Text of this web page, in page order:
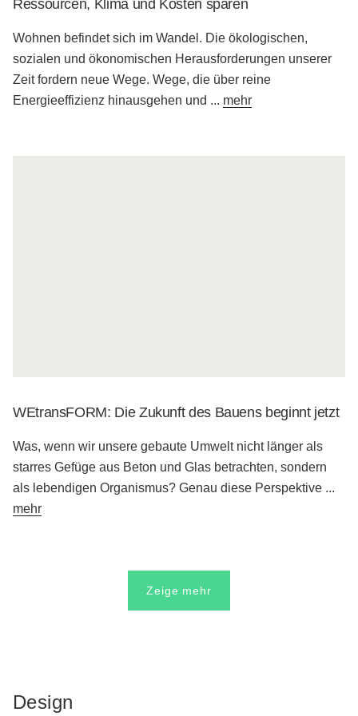
Ressourcen, Klima und Kosten sparen
Wohnen befindet sich im Wandel. Die ökologischen,
sozialen und ökonomischen Herausforderungen unserer
Zeit fordern neue Wege. Wege, die über reine
Energieeffizienz hinausgehen und ... mehr
WEtransFORM: Die Zukunft des Bauens beginnt jetzt
Was, wenn wir unsere gebaute Umwelt nicht länger als
starres Gefüge aus Beton und Glas betrachten, sondern
als lebendigen Organismus? Genau diese Perspektive ...
mehr
Zeige mehr
Design